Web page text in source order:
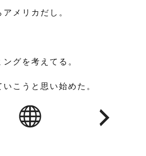
メリカだし。
グを考えてる。
こうと思い始めた。